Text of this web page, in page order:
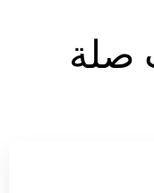
صلة